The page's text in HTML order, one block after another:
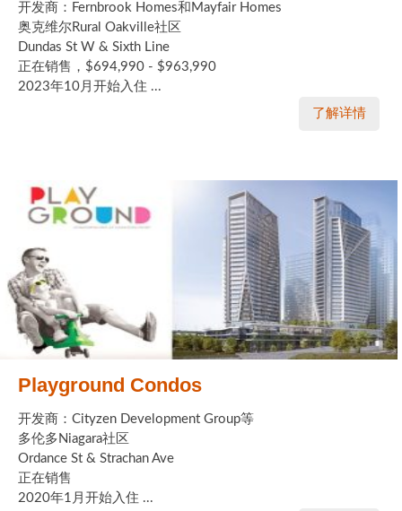
开发商：Fernbrook Homes和Mayfair Homes
奥克维尔Rural Oakville社区
Dundas St W & Sixth Line
正在销售，$694,990 - $963,990
2023年10月开始入住 ...
了解详情
Playground Condos
开发商：Cityzen Development Group等
多伦多Niagara社区
Ordance St & Strachan Ave
正在销售
2020年1月开始入住 ...